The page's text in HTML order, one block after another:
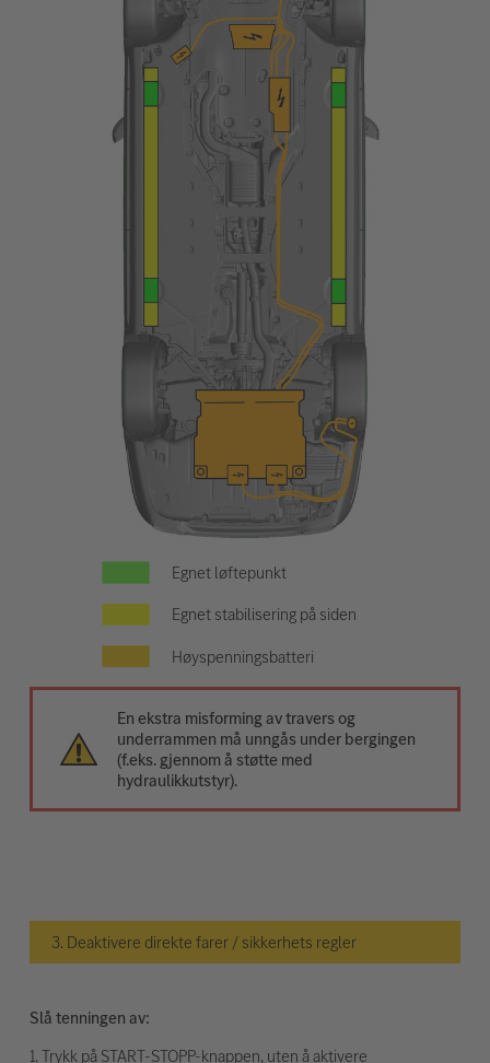
Egnet løftepunkt
Egnet stabilisering på siden
Høyspenningsbatteri
En ekstra misforming av travers og
underrammen må unngås under bergingen
(f.eks. gjennom å støtte med
hydraulikkutstyr).
3. Deaktivere direkte farer / sikkerhets regler
Slå tenningen av:
1. Trykk på START-STOPP-knappen, uten å aktivere